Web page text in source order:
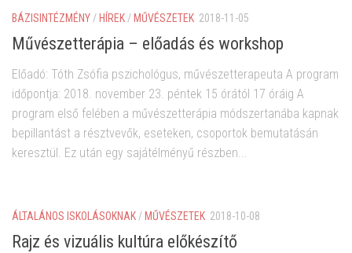
BÁZISINTÉZMÉNY / HÍREK / MŰVÉSZETEK 2018-11-05
Művészetterápia – előadás és workshop
Előadó: Tóth Zsófia pszichológus, művészetterapeuta A program
időpontja: 2018. november 23. péntek 15 órától 17 óráig A
program első felében a művészetterápia módszertanába kapnak
bepillantást a résztvevők, eseteken, csoportok bemutatásán
keresztül. Ez után egy sajátélményű részben...
ÁLTALÁNOS ISKOLÁSOKNAK / MŰVÉSZETEK 2018-10-08
Rajz és vizuális kultúra előkészítő